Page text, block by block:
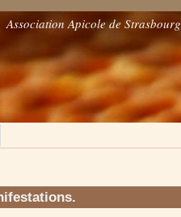
Association Apicole de Strasbourg